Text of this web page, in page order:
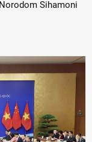
Sihamoni